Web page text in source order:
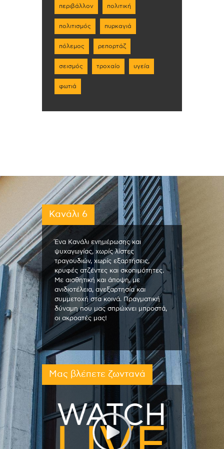
περιβάλλον πολιτική
πολιτισμός πυρκαγιά
πόλεμος ρεπορτάζ
σεισμός τροχαίο υγεία
φωτιά
Κανάλι 6
Ένα Κανάλι ενημέρωσης και
ψυχαγωγίας, χωρίς λίστες
τραγουδιών, χωρίς εξαρτήσεις,
κρυφές ατζέντες και σκοπιμότητες.
Με αισθητική και άποψη, με
ανιδιοτέλεια, ανεξαρτησία και
συμμετοχή στα κοινά. Πραγματική
δύναμη που μας σπρώχνει μπροστά,
οι ακροατές μας!
Μας βλέπετε ζωντανά